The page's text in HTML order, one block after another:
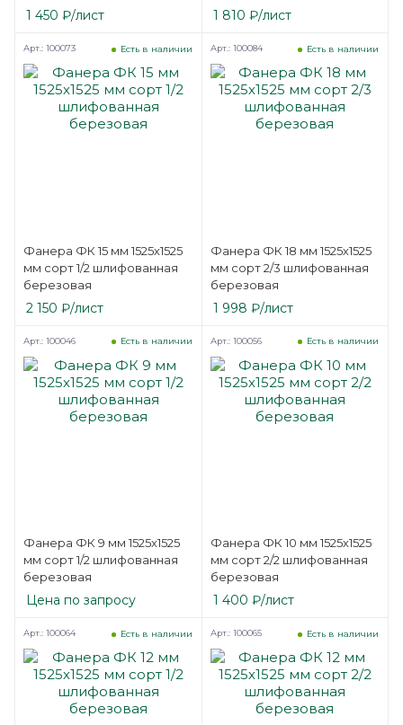
1 450 ₽/лист 1 810 ₽/лист
Фанера ФК 15 мм 1525х1525
мм сорт 1/2 шлифованная
березовая
Есть в наличии
Арт.: 100073
2 150 ₽/лист
Фанера ФК 18 мм 1525х1525
мм сорт 2/3 шлифованная
березовая
Есть в наличии
Арт.: 100084
1 998 ₽/лист
Фанера ФК 9 мм 1525х1525
мм сорт 1/2 шлифованная
березовая
Есть в наличии
Арт.: 100046
Цена по запросу
Фанера ФК 10 мм 1525х1525
мм сорт 2/2 шлифованная
березовая
Есть в наличии
Арт.: 100056
1 400 ₽/лист
Есть в наличии
Арт.: 100064 Есть в наличии
Арт.: 100065